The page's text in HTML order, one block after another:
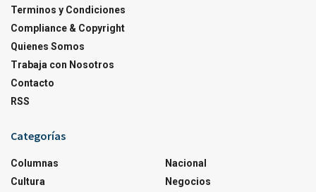
Terminos y Condiciones
Compliance & Copyright
Quienes Somos
Trabaja con Nosotros
Contacto
RSS
Categorías
Columnas
Cultura
Nacional
Negocios